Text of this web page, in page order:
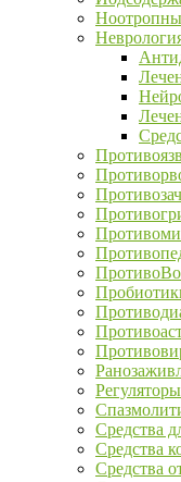
Средства
Средства
Средства